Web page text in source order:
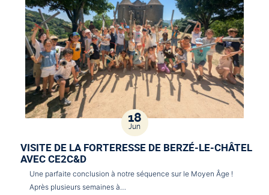
18
Jun
VISITE DE LA FORTERESSE DE BERZÉ-LE-CHÂTEL
AVEC CE2C&D
Une parfaite conclusion à notre séquence sur le Moyen Âge !
Après plusieurs semaines à…